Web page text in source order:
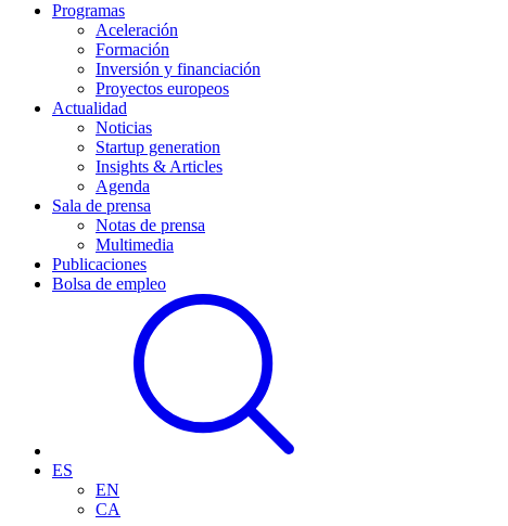
Programas
Aceleración
Formación
Inversión y financiación
Proyectos europeos
Actualidad
Noticias
Startup generation
Insights & Articles
Agenda
Sala de prensa
Notas de prensa
Multimedia
Publicaciones
Bolsa de empleo
ES
EN
CA